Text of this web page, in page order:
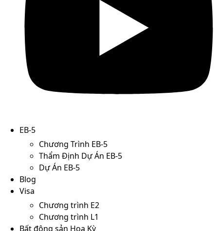
EB-5
Chương Trình EB-5
Thẩm Định Dự Án EB-5
Dự Án EB-5
Blog
Visa
Chương trình E2
Chương trình L1
Bất động sản Hoa Kỳ